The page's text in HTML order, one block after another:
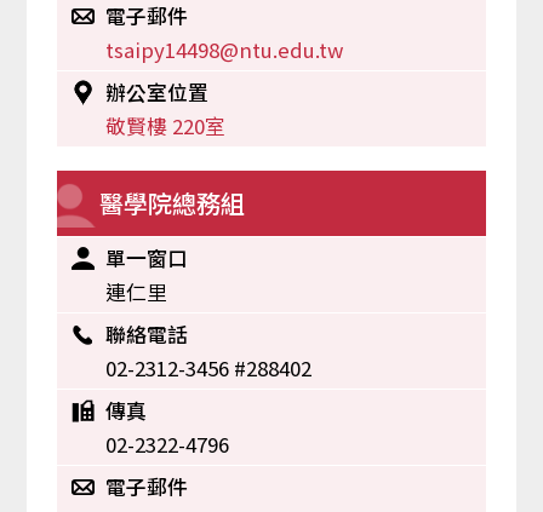
電子郵件
tsaipy14498@ntu.edu.tw
辦公室位置
敬賢樓 220室
醫學院總務組
單一窗口
連仁里
聯絡電話
02-2312-3456 #288402
傳真
02-2322-4796
電子郵件